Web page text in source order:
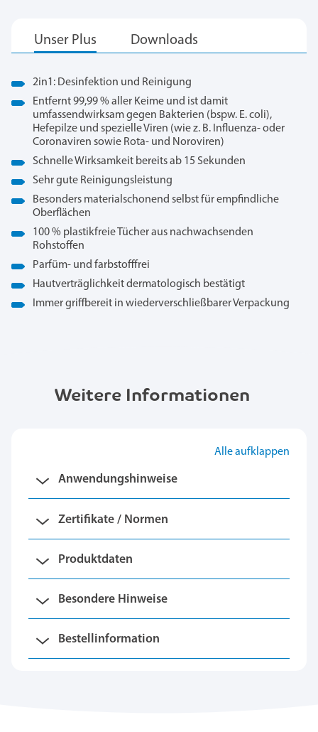
2in1: Desinfektion und Reinigung
Entfernt 99,99 % aller Keime und ist damit
umfassendwirksam gegen Bakterien (bspw. E. coli),
Hefepilze und spezielle Viren (wie z. B. Influenza- oder
Coronaviren sowie Rota- und Noroviren)
Schnelle Wirksamkeit bereits ab 15 Sekunden
Sehr gute Reinigungsleistung
Besonders materialschonend selbst für empfindliche
Oberflächen
100 % plastikfreie Tücher aus nachwachsenden
Rohstoffen
Parfüm- und farbstofffrei
Hautverträglichkeit dermatologisch bestätigt
Immer griffbereit in wiederverschließbarer Verpackung
Weitere Informationen
Alle aufklappen
Anwendungshinweise
Zertifikate / Normen
Produktdaten
Besondere Hinweise
Bestellinformation